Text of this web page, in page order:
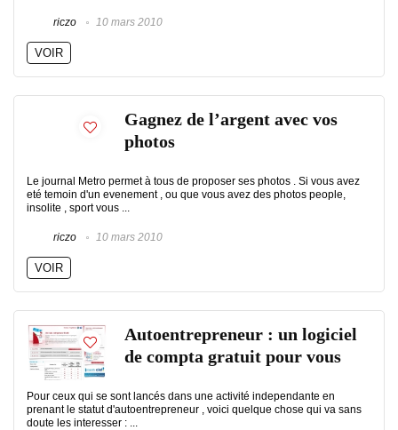
riczo 10 mars 2010
VOIR
Gagnez de l’argent avec vos
photos
Le journal Metro permet à tous de proposer ses photos . Si vous avez
eté temoin d'un evenement , ou que vous avez des photos people,
insolite , sport vous ...
riczo 10 mars 2010
VOIR
Autoentrepreneur : un logiciel
de compta gratuit pour vous
Pour ceux qui se sont lancés dans une activité independante en
prenant le statut d'autoentrepreneur , voici quelque chose qui va sans
doute les interesser : ...